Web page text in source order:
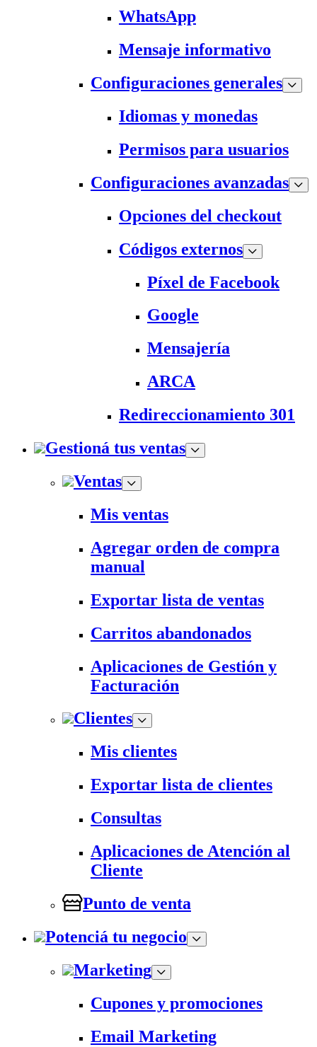
WhatsApp
Mensaje informativo
Configuraciones generales
Idiomas y monedas
Permisos para usuarios
Configuraciones avanzadas
Opciones del checkout
Códigos externos
Píxel de Facebook
Google
Mensajería
ARCA
Redireccionamiento 301
Gestioná tus ventas
Ventas
Mis ventas
Agregar orden de compra
manual
Exportar lista de ventas
Carritos abandonados
Aplicaciones de Gestión y
Facturación
Clientes
Mis clientes
Exportar lista de clientes
Consultas
Aplicaciones de Atención al
Cliente
Punto de venta
Potenciá tu negocio
Marketing
Cupones y promociones
Email Marketing